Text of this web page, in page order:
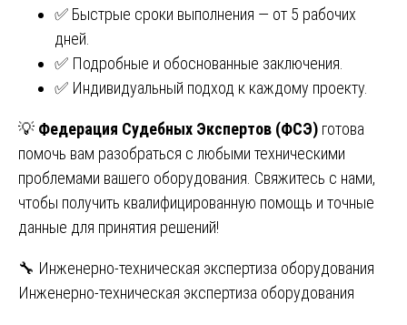
✅ Быстрые сроки выполнения — от 5 рабочих
дней.
✅ Подробные и обоснованные заключения.
✅ Индивидуальный подход к каждому проекту.
💡 Федерация Судебных Экспертов (ФСЭ) готова
помочь вам разобраться с любыми техническими
проблемами вашего оборудования. Свяжитесь с нами,
чтобы получить квалифицированную помощь и точные
данные для принятия решений!
Навигация
🔧 Инженерно-техническая экспертиза оборудования
Инженерно-техническая экспертиза оборудования